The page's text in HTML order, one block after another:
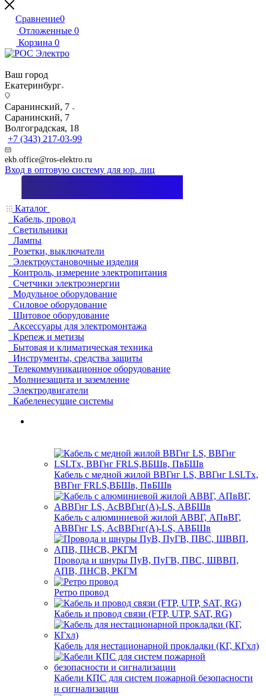
Сравнение0
Отложенные 0
Корзина 0
Ваш город
Екатеринбург
Саранинский, 7
Саранинский, 7
Волгоградская, 18
+7 (343) 217-03-99
ekb.office@ros-elektro.ru
Вход в оптовую систему для юр. лиц
Каталог
Кабель, провод
Светильники
Лампы
Розетки, выключатели
Электроустановочные изделия
Контроль, измерение электропитания
Счетчики электроэнергии
Модульное оборудование
Силовое оборудование
Щитовое оборудование
Аксессуары для электромонтажа
Крепеж и метизы
Бытовая и климатическая техника
Инструменты, средства защиты
Телекоммуникационное оборудование
Молниезащита и заземление
Электродвигатели
Кабеленесущие системы
Кабель с медной жилой ВВГнг LS, ВВГнг LSLTx,
ВВГнг FRLS,ВБШв, ПвБШв
Кабель с алюминиевой жилой АВВГ, АПвВГ,
АВВГнг LS, АсВВГнг(А)-LS, АВБШв
Провода и шнуры ПуВ, ПуГВ, ПВС, ШВВП,
АПВ, ПНСВ, РКГМ
Ретро провод
Кабель и провод связи (FTP, UTP, SAT, RG)
Кабель для нестационарной прокладки (КГ, КГхл)
Кабели КПС для систем пожарной безопасности
и сигнализации